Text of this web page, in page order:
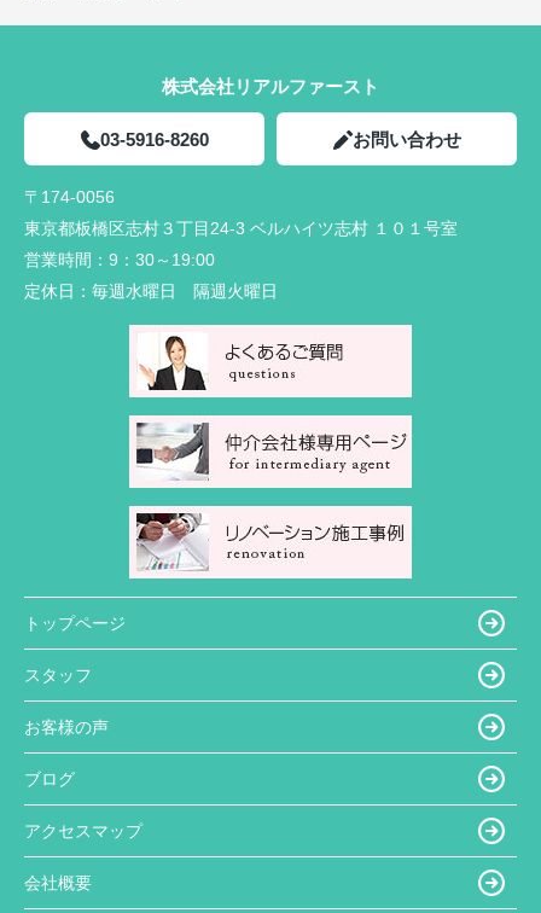
株式会社リアルファースト
03-5916-8260 お問い合わせ
〒174-0056
東京都板橋区志村３丁目24-3 ベルハイツ志村 １０１号室
営業時間： 9：30～19:00
定休日： 毎週水曜日 隔週火曜日
トップページ
スタッフ
お客様の声
ブログ
アクセスマップ
会社概要